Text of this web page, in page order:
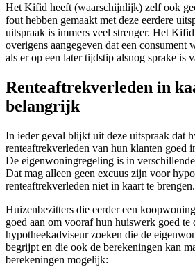
Het Kifid heeft (waarschijnlijk) zelf ook
fout hebben gemaakt met deze eerdere
uitspraak is immers veel strenger. Het
overigens aangegeven dat een consument
als er op een later tijdstip alsnog sprake is
Renteaftrekverleden in
belangrijk
In ieder geval blijkt uit deze uitspraak dat
renteaftrekverleden van hun klanten goed
De eigenwoningregeling is in
Dat mag alleen geen excuus zijn voor
renteaftrekverleden niet in kaart te brengen.
Huizenbezitters die eerder een
goed aan om vooraf hun huiswerk goed te
hypotheekadviseur zoeken die de
begrijpt en die ook de berekeningen kan
berekeningen mogelijk: